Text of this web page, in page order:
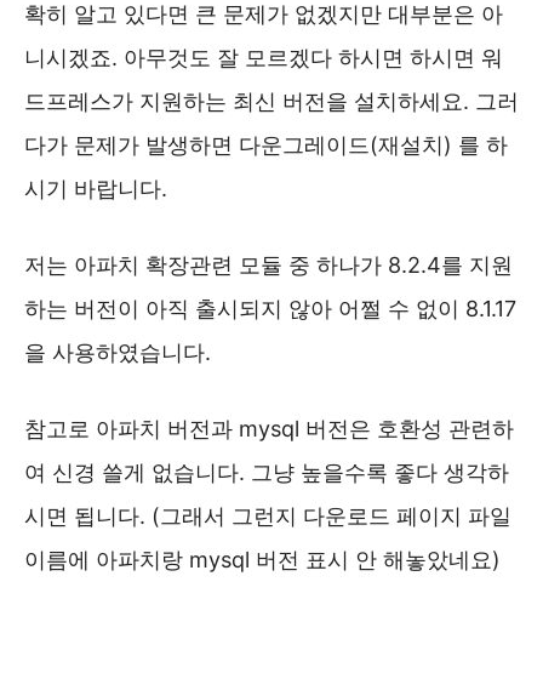
확히 알고 있다면 큰 문제가 없겠지만 대부분은 아
니시겠죠. 아무것도 잘 모르겠다 하시면 하시면 워
드프레스가 지원하는 최신 버전을 설치하세요. 그러
다가 문제가 발생하면 다운그레이드(재설치) 를 하
시기 바랍니다.
저는 아파치 확장관련 모듈 중 하나가 8.2.4를 지원
하는 버전이 아직 출시되지 않아 어쩔 수 없이 8.1.17
을 사용하였습니다.
참고로 아파치 버전과 mysql 버전은 호환성 관련하
여 신경 쓸게 없습니다. 그냥 높을수록 좋다 생각하
시면 됩니다. (그래서 그런지 다운로드 페이지 파일
이름에 아파치랑 mysql 버전 표시 안 해놓았네요)